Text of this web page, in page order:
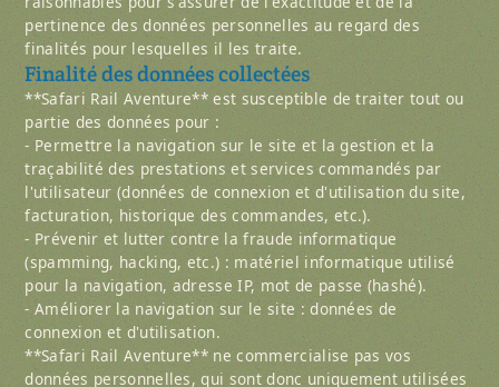
pertinence des données personnelles au regard des
finalités pour lesquelles il les traite.
Finalité des données collectées
**Safari Rail Aventure** est susceptible de traiter tout ou
partie des données pour :
- Permettre la navigation sur le site et la gestion et la
traçabilité des prestations et services commandés par
l'utilisateur (données de connexion et d'utilisation du site,
facturation, historique des commandes, etc.).
- Prévenir et lutter contre la fraude informatique
(spamming, hacking, etc.) : matériel informatique utilisé
pour la navigation, adresse IP, mot de passe (hashé).
- Améliorer la navigation sur le site : données de
connexion et d'utilisation.
**Safari Rail Aventure** ne commercialise pas vos
données personnelles, qui sont donc uniquement utilisées